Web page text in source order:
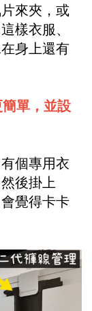
來夾，或
樣衣服、
身上還有
單，並設
個專用衣
後掛上
覺得卡卡